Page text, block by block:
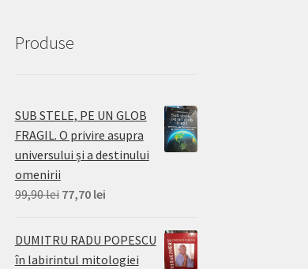
Produse
SUB STELE, PE UN GLOB
FRAGIL. O privire asupra
universului și a destinului
omenirii
99,90lei Prețul
a
fost:
77,70 leiPrețul
este:
77,70 lei.
DUMITRU RADU POPESCU
în labirintul mitologiei